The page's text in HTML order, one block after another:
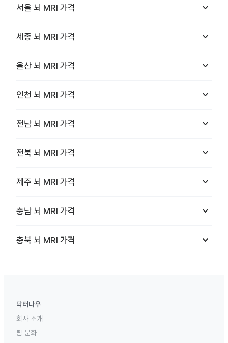
서울 뇌 MRI 가격 keyboard_arrow_down
세종 뇌 MRI 가격 keyboard_arrow_down
울산 뇌 MRI 가격 keyboard_arrow_down
인천 뇌 MRI 가격 keyboard_arrow_down
전남 뇌 MRI 가격 keyboard_arrow_down
전북 뇌 MRI 가격 keyboard_arrow_down
제주 뇌 MRI 가격 keyboard_arrow_down
충남 뇌 MRI 가격 keyboard_arrow_down
충북 뇌 MRI 가격 keyboard_arrow_down
닥터나우
회사 소개
팀 문화